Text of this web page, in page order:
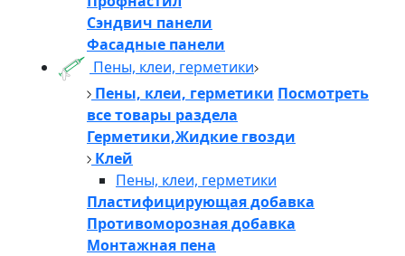
Сэндвич панели
Фасадные панели
Пены, клеи, герметики
Пены, клеи, герметики Посмотреть
все товары раздела
Герметики,Жидкие гвозди
Клей
Пены, клеи, герметики
Пластифицирующая добавка
Противоморозная добавка
Монтажная пена